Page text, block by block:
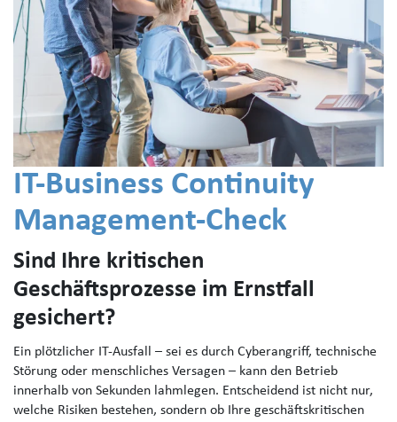
IT-Business Continuity
Management-Check
Sind Ihre kritischen
Geschäftsprozesse im Ernstfall
gesichert?
Ein plötzlicher IT-Ausfall – sei es durch Cyberangriff, technische
Störung oder menschliches Versagen – kann den Betrieb
innerhalb von Sekunden lahmlegen. Entscheidend ist nicht nur,
welche Risiken bestehen, sondern ob Ihre geschäftskritischen